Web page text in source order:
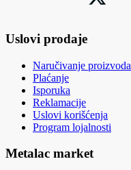
Uslovi prodaje
Naručivanje proizvoda
Plaćanje
Isporuka
Reklamacije
Uslovi korišćenja
Program lojalnosti
Metalac market